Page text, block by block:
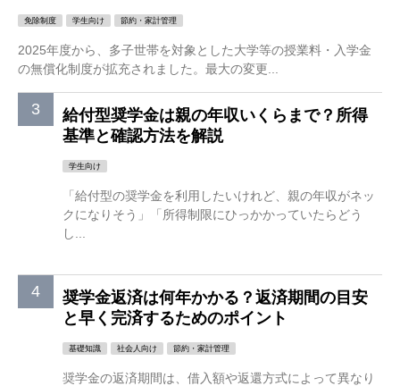
免除制度 学生向け 節約・家計管理
2025年度から、多子世帯を対象とした大学等の授業料・入学金
の無償化制度が拡充されました。最大の変更...
給付型奨学金は親の年収いくらまで？所得
基準と確認方法を解説
学生向け
「給付型の奨学金を利用したいけれど、親の年収がネッ
クになりそう」「所得制限にひっかかっていたらどう
し...
奨学金返済は何年かかる？返済期間の目安
と早く完済するためのポイント
基礎知識 社会人向け 節約・家計管理
奨学金の返済期間は、借入額や返還方式によって異なり